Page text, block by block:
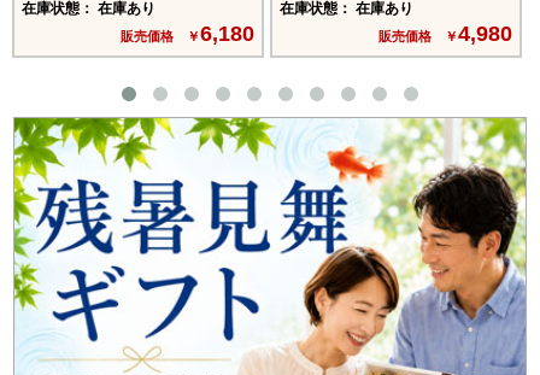
在庫状態： 在庫あり
販売価格 ￥6,180
在庫状態： 在庫あり
販売価格 ￥4,980